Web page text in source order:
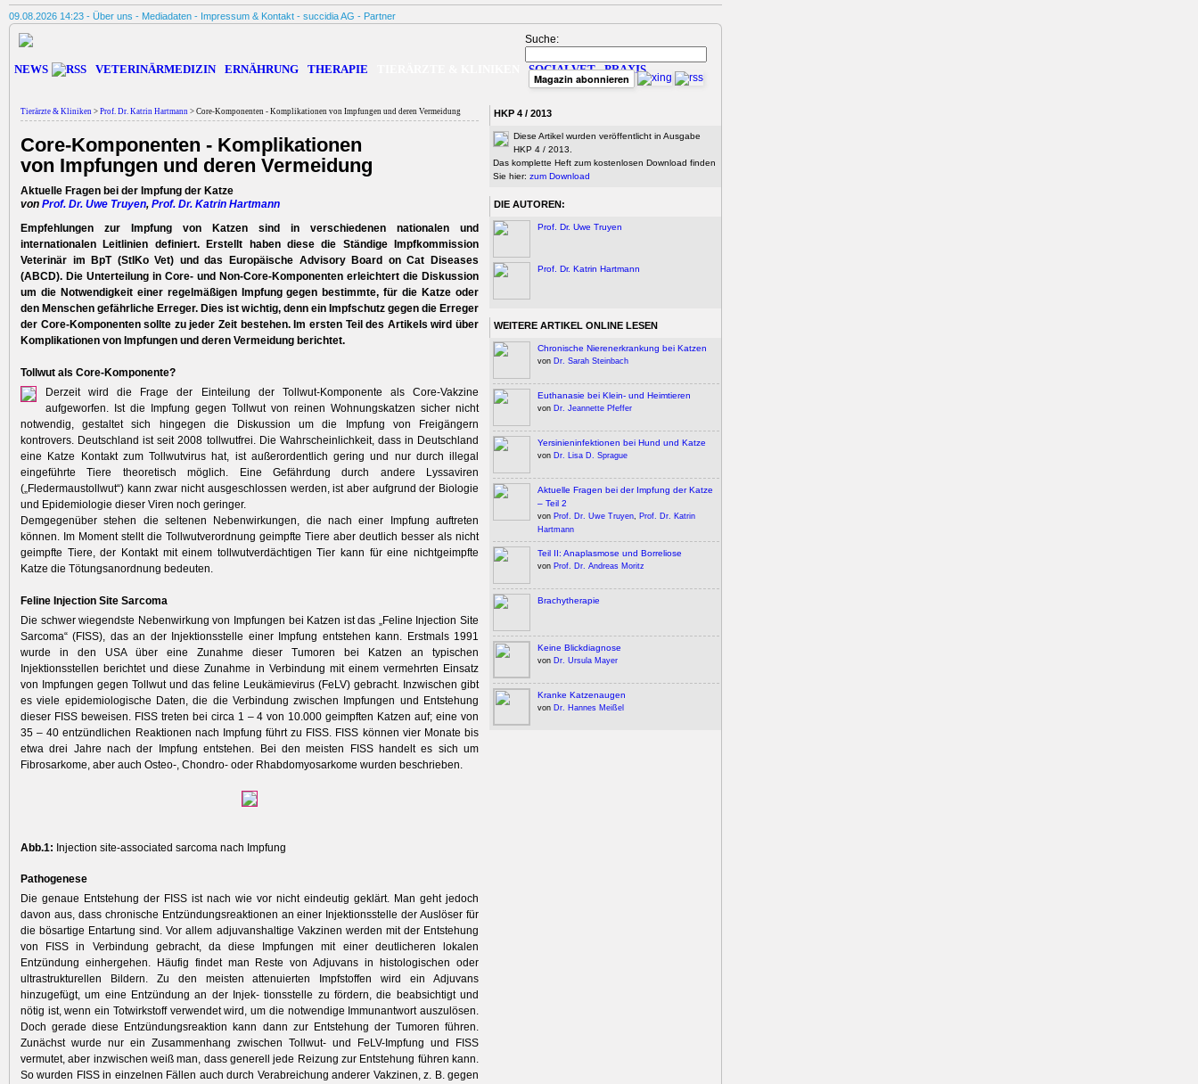
09.08.2026 14:23 - Über uns - Mediadaten - Impressum & Kontakt - succidia AG - Partner
Suche:
Magazin abonnieren
NEWS VETERINÄRMEDIZIN ERNÄHRUNG THERAPIE SOCIALVET PRAXIS
Tierärzte & Kliniken > Prof. Dr. Katrin Hartmann > Core-Komponenten - Komplikationen von Impfungen und deren Vermeidung
Core-Komponenten - Komplikationen
von Impfungen und deren Vermeidung
Aktuelle Fragen bei der Impfung der Katze
von Prof. Dr. Uwe Truyen, Prof. Dr. Katrin Hartmann
Empfehlungen zur Impfung von Katzen sind in verschiedenen nationalen und
internationalen Leitlinien definiert. Erstellt haben diese die Ständige Impfkommission
Veterinär im BpT (StIKo Vet) und das Europäische Advisory Board on Cat Diseases
(ABCD). Die Unterteilung in Core- und Non-Core-Komponenten erleichtert die Diskussion
um die Notwendigkeit einer regelmäßigen Impfung gegen bestimmte, für die Katze oder
den Menschen gefährliche Erreger. Dies ist wichtig, denn ein Impfschutz gegen die Erreger
der Core-Komponenten sollte zu jeder Zeit bestehen. Im ersten Teil des Artikels wird über
Komplikationen von Impfungen und deren Vermeidung berichtet.
Tollwut als Core-Komponente?
Derzeit wird die Frage der Einteilung der Tollwut-Komponente als Core-Vakzine
aufgeworfen. Ist die Impfung gegen Tollwut von reinen Wohnungskatzen sicher nicht
notwendig, gestaltet sich hingegen die Diskussion um die Impfung von Freigängern
kontrovers. Deutschland ist seit 2008 tollwutfrei. Die Wahrscheinlichkeit, dass in Deutschland
eine Katze Kontakt zum Tollwutvirus hat, ist außerordentlich gering und nur durch illegal
eingeführte Tiere theoretisch möglich. Eine Gefährdung durch andere Lyssaviren
(„Fledermaustollwut“) kann zwar nicht ausgeschlossen werden, ist aber aufgrund der Biologie
und Epidemiologie dieser Viren noch geringer.
Demgegenüber stehen die seltenen Nebenwirkungen, die nach einer Impfung auftreten
können. Im Moment stellt die Tollwutverordnung geimpfte Tiere aber deutlich besser als nicht
geimpfte Tiere, der Kontakt mit einem tollwutverdächtigen Tier kann für eine nichtgeimpfte
Katze die Tötungsanordnung bedeuten.
Feline Injection Site Sarcoma
Die schwer wiegendste Nebenwirkung von Impfungen bei Katzen ist das „Feline Injection Site
Sarcoma“ (FISS), das an der Injektionsstelle einer Impfung entstehen kann. Erstmals 1991
wurde in den USA über eine Zunahme dieser Tumoren bei Katzen an typischen
Injektionsstellen berichtet und diese Zunahme in Verbindung mit einem vermehrten Einsatz
von Impfungen gegen Tollwut und das feline Leukämievirus (FeLV) gebracht. Inzwischen gibt
es viele epidemiologische Daten, die die Verbindung zwischen Impfungen und Entstehung
dieser FISS beweisen. FISS treten bei circa 1 – 4 von 10.000 geimpften Katzen auf; eine von
35 – 40 entzündlichen Reaktionen nach Impfung führt zu FISS. FISS können vier Monate bis
etwa drei Jahre nach der Impfung entstehen. Bei den meisten FISS handelt es sich um
Fibrosarkome, aber auch Osteo-, Chondro- oder Rhabdomyosarkome wurden beschrieben.
Abb.1: Injection site-associated sarcoma nach Impfung
Pathogenese
Die genaue Entstehung der FISS ist nach wie vor nicht eindeutig geklärt. Man geht jedoch
davon aus, dass chronische Entzündungsreaktionen an einer Injektionsstelle der Auslöser für
die bösartige Entartung sind. Vor allem adjuvanshaltige Vakzinen werden mit der Entstehung
von FISS in Verbindung gebracht, da diese Impfungen mit einer deutlicheren lokalen
Entzündung einhergehen. Häufig findet man Reste von Adjuvans in histologischen oder
ultrastrukturellen Bildern. Zu den meisten attenuierten Impfstoffen wird ein Adjuvans
hinzugefügt, um eine Entzündung an der Injek- tionsstelle zu fördern, die beabsichtigt und
nötig ist, wenn ein Totwirkstoff verwendet wird, um die notwendige Immunantwort auszulösen.
Doch gerade diese Entzündungsreaktion kann dann zur Entstehung der Tumoren führen.
Zunächst wurde nur ein Zusammenhang zwischen Tollwut- und FeLV-Impfung und FISS
vermutet, aber inzwischen weiß man, dass generell jede Reizung zur Entstehung führen kann.
So wurden FISS in einzelnen Fällen auch durch Verabreichung anderer Vakzinen, z. B. gegen
HKP 4 / 2013
Diese Artikel wurden veröffentlicht in Ausgabe
HKP 4 / 2013.
Das komplette Heft zum kostenlosen Download finden
Sie hier: zum Download
DIE AUTOREN:
Prof. Dr. Uwe Truyen
Prof. Dr. Katrin Hartmann
WEITERE ARTIKEL ONLINE LESEN
Chronische Nierenerkrankung bei Katzen
von Dr. Sarah Steinbach
Euthanasie bei Klein- und Heimtieren
von Dr. Jeannette Pfeffer
Yersinieninfektionen bei Hund und Katze
von Dr. Lisa D. Sprague
Aktuelle Fragen bei der Impfung der Katze
– Teil 2
von Prof. Dr. Uwe Truyen, Prof. Dr. Katrin
Hartmann
Teil II: Anaplasmose und Borreliose
von Prof. Dr. Andreas Moritz
Brachytherapie
Keine Blickdiagnose
von Dr. Ursula Mayer
Kranke Katzenaugen
von Dr. Hannes Meißel